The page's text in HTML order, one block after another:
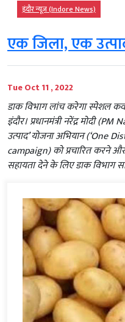
इंदौर न्यूज़ (Indore News)
एक जिला, एक
Tue Oct 11 , 2022
डाक विभाग लांच करेगा स्पेशल
इंदौर। प्रधानमंत्री नरेंद्र मोदी
उत्पाद’ योजना अभियान (‘One
campaign) को प्रचारित करने
सहायता देने के लिए डाक विभाग